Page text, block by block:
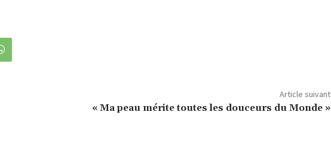
Article suivant
« Ma peau mérite toutes les douceurs du Monde »